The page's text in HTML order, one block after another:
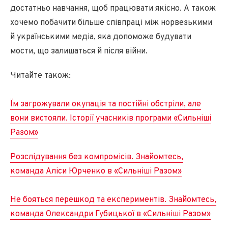
достатньо навчання, щоб працювати якісно. А також
хочемо побачити більше співпраці між норвезькими
й українськими медіа, яка допоможе будувати
мости, що залишаться й після війни.
Читайте також:
Їм загрожували окупація та постійні обстріли, але
вони вистояли. Історії учасників програми «Сильніші
Разом»
Розслідування без компромісів. Знайомтесь,
команда Аліси Юрченко в «Сильніші Разом»
Не бояться перешкод та експериментів. Знайомтесь,
команда Олександри Губицької в «Сильніші Разом»